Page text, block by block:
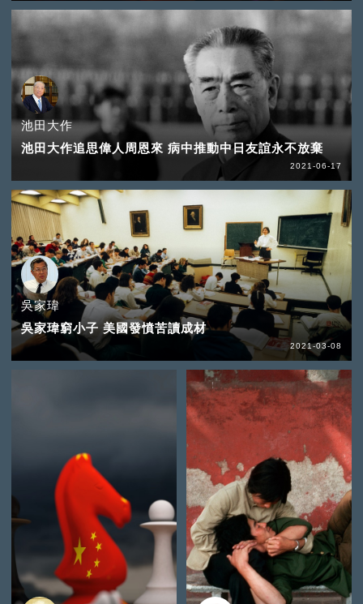
池田大作
池田大作追思偉人周恩來 病中推動中日友誼永不放棄
2021-06-17
吳家瑋
吳家瑋窮小子 美國發憤苦讀成材
2021-03-08